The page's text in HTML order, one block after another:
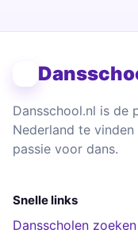
Dansschool.nl is de
Nederland te
passie voor dans.
Snelle links
Dansscholen zoeken